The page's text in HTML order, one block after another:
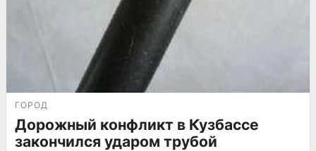
ГОРОД
Дорожный конфликт в Кузбассе
закончился ударом трубой